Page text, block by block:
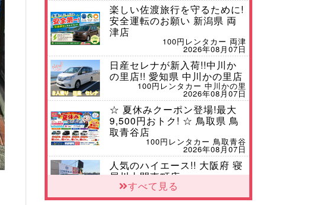
楽しい佐渡旅行を守るために!
安全運転のお願い 新潟県 両
津店
100円レンタカー 両津
2026年08月07日
日産セレナが新入荷!!中川か
の里店!! 愛知県 中川かの里店
100円レンタカー 中川かの里
2026年08月07日
☆ 夏休みクーポン登場!最大
9,500円おトク! ☆ 鳥取県 鳥
取青谷店
100円レンタカー 鳥取青谷
2026年08月07日
人気のハイエース!! 大阪府 寝
屋川太間東町店
100円レンタカー 寝屋川太間東町
すべて見る